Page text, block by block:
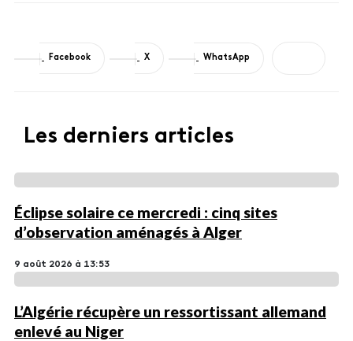
Facebook X WhatsApp
Les derniers articles
Éclipse solaire ce mercredi : cinq sites
d’observation aménagés à Alger
9 août 2026 à 13:53
L’Algérie récupère un ressortissant allemand
enlevé au Niger